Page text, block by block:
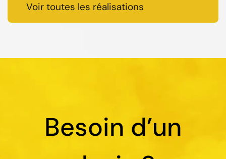
Voir toutes les réalisations
Besoin d’un